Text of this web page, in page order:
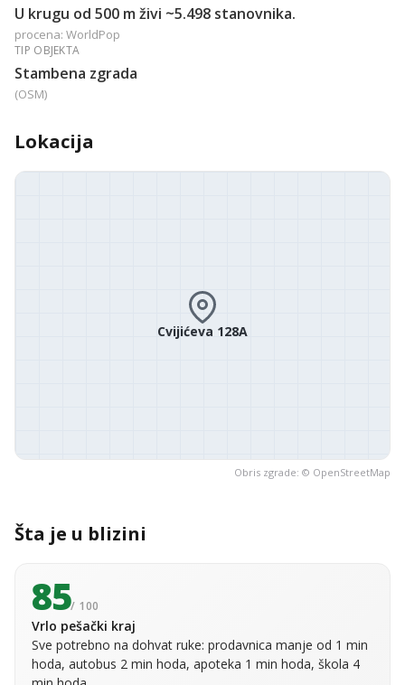
U krugu od 500 m živi ~5.498 stanovnika.
procena: WorldPop
TIP OBJEKTA
Stambena zgrada
(OSM)
Lokacija
Cvijićeva 128A
Obris zgrade: © OpenStreetMap
Šta je u blizini
85/ 100
Vrlo pešački kraj
Sve potrebno na dohvat ruke: prodavnica manje od 1 min
hoda, autobus 2 min hoda, apoteka 1 min hoda, škola 4